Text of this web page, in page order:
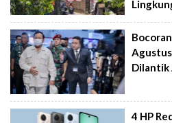
Dilantik
4 HP